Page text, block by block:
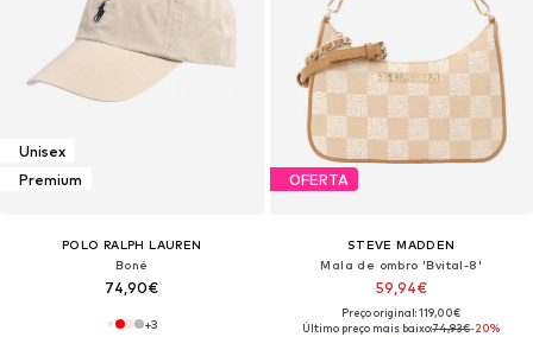
Unisex
Premium
POLO RALPH LAUREN
Boné
74,90€
+3
OFERTA
STEVE MADDEN
Mala de ombro 'Bvital-8'
59,94€
Preço original: 119,00€
Último preço mais baixo:74,93€-20%